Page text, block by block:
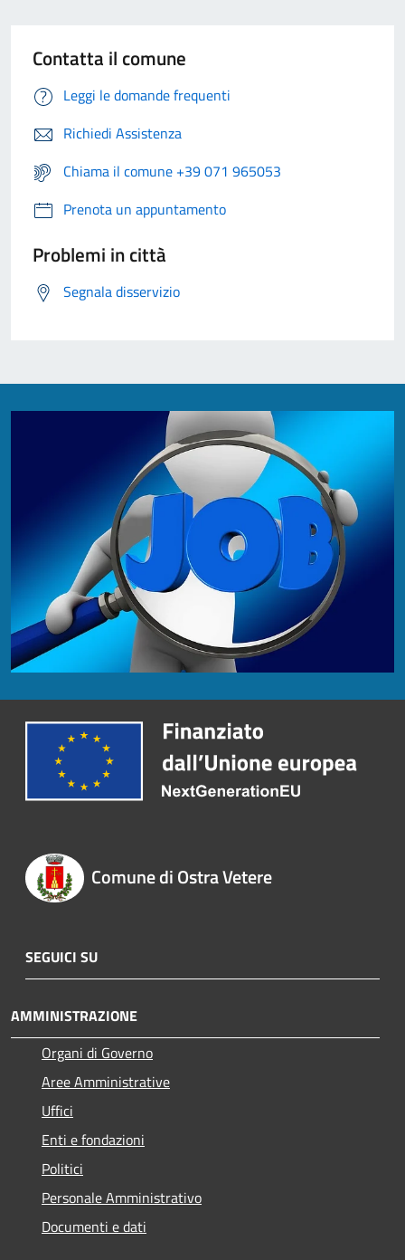
Contatta il comune
Leggi le domande frequenti
Richiedi Assistenza
Chiama il comune +39 071 965053
Prenota un appuntamento
Problemi in città
Segnala disservizio
Comune di Ostra Vetere
SEGUICI SU
AMMINISTRAZIONE
Organi di Governo
Aree Amministrative
Uffici
Enti e fondazioni
Politici
Personale Amministrativo
Documenti e dati